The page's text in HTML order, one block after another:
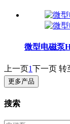
微型电磁泵
上一页1下一页 转
更多产品
搜索